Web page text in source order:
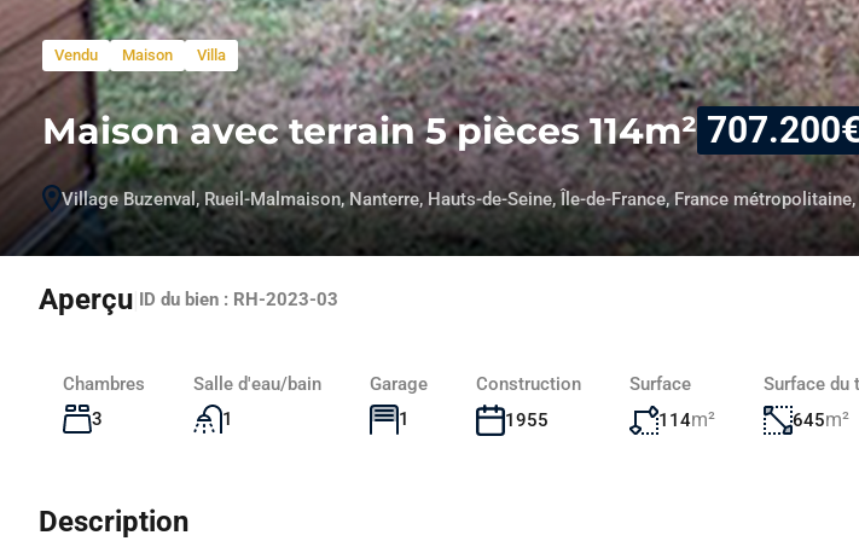
Vendu Maison Villa
Maison avec terrain 5 pièces 114m² 707.200€
Village Buzenval, Rueil-Malmaison, Nanterre, Hauts-de-Seine, Île-de-France, France
Aperçu ID du bien : RH-2023-03
Chambres
3
Salle d'eau/bain
1
Garage
1
Construction
1955
Surface
114m²
Surface du
645m²
Description